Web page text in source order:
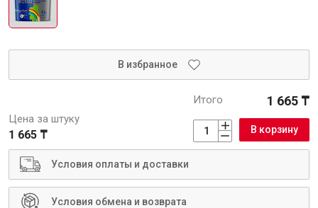
В избранное
Цена за штуку
1 665 ₸
Итого 1 665 ₸
В корзину
Условия оплаты и доставки
Условия обмена и возврата
Водоснабжение и водоотведение
Инструменты